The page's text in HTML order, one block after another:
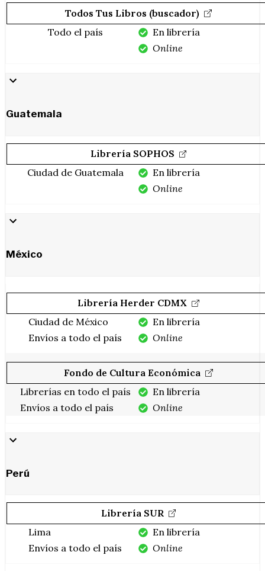
Todos Tus Libros (buscador)
Todo el país
En librería
Online
Guatemala
Librería SOPHOS
Ciudad de Guatemala
En librería
Online
México
Librería Herder CDMX
Ciudad de México
Envíos a todo el país
En librería
Online
Fondo de Cultura Económica
Librerías en todo el país
Envíos a todo el país
En librería
Online
Perú
Librería SUR
Lima
Envíos a todo el país
En librería
Online